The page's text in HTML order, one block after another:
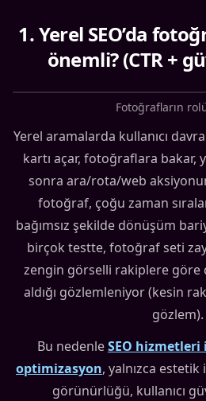
1.Yerel SEO’da
önemli? (CTR +
Fotoğrafların
Yerel aramalarda kullanıcı
kartı açar, fotoğraflara bakar,
sonra ara/rota/web
fotoğraf, çoğu zaman
bağımsız şekilde dönüşüm
birçok testte, fotoğraf seti
zengin görselli rakiplere göre
aldığı gözlemleniyor (kesin
gözlem).
Bu nedenleSEO hizmetleri
optimizasyon, yalnızca
görünürlüğü, kullanıcı